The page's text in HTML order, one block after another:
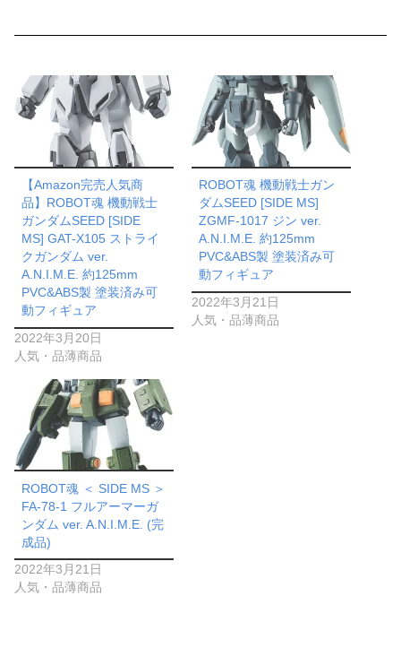
【Amazon完売人気商
品】ROBOT魂 機動戦士
ガンダムSEED [SIDE
MS] GAT-X105 ストライ
クガンダム ver.
A.N.I.M.E. 約125mm
PVC&ABS製 塗装済み可
動フィギュア
2022年3月20日
人気・品薄商品
ROBOT魂 機動戦士ガン
ダムSEED [SIDE MS]
ZGMF-1017 ジン ver.
A.N.I.M.E. 約125mm
PVC&ABS製 塗装済み可
動フィギュア
2022年3月21日
人気・品薄商品
ROBOT魂 ＜ SIDE MS ＞
FA-78-1 フルアーマーガ
ンダム ver. A.N.I.M.E. (完
成品)
2022年3月21日
人気・品薄商品